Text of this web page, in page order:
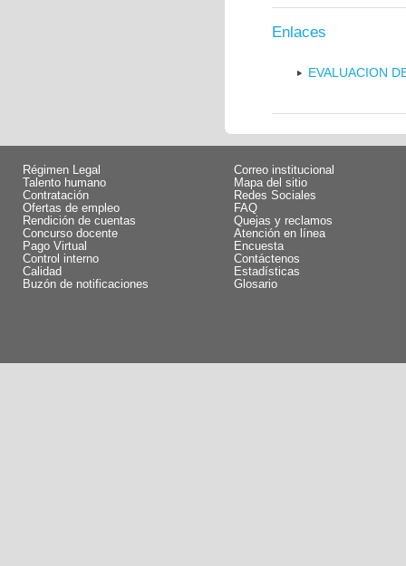
Enlaces
EVALUACION
Régimen Legal
Talento humano
Contratación
Ofertas de empleo
Rendición de cuentas
Concurso docente
Pago Virtual
Control interno
Calidad
Buzón de notificaciones
Correo institucional
Mapa del sitio
Redes Sociales
FAQ
Quejas y reclamos
Atención en línea
Encuesta
Contáctenos
Estadísticas
Glosario